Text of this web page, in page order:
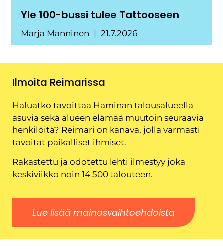
Yle 100-bussi tulee Tattooseen
Marja Manninen 21.7.2026
Ilmoita Reimarissa
Haluatko tavoittaa Haminan talousalueella
asuvia sekä alueen elämää muutoin seuraavia
henkilöitä? Reimari on kanava, jolla varmasti
tavoitat paikalliset ihmiset.
Rakastettu ja odotettu lehti ilmestyy joka
keskiviikko noin 14 500 talouteen.
Lue lisää mainosvaihtoehdoista